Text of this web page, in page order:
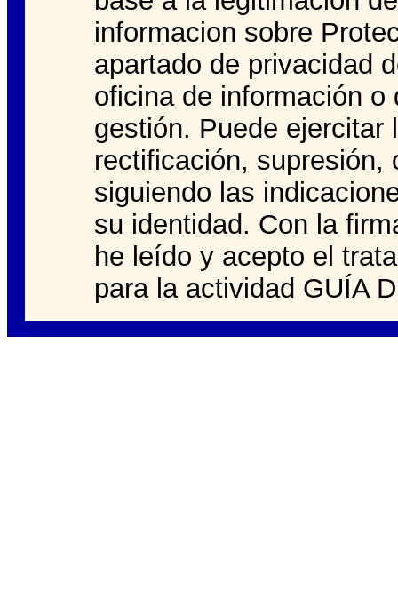
informacion sobre
apartado de privacidad
oficina de información o
gestión. Puede ejercitar
rectificación, supresión,
siguiendo las
su identidad. Con la
he leído y acepto el
para la actividad GUÍA